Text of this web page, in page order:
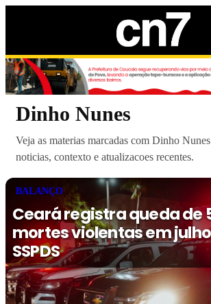
Dinho Nunes
Veja as materias marcadas com Dinho
noticias, contexto e atualizacoes recentes.
BALANÇO
Ceará registra queda de
mortes violentas em
SSPDS